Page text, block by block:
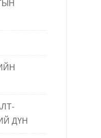
ДҮН